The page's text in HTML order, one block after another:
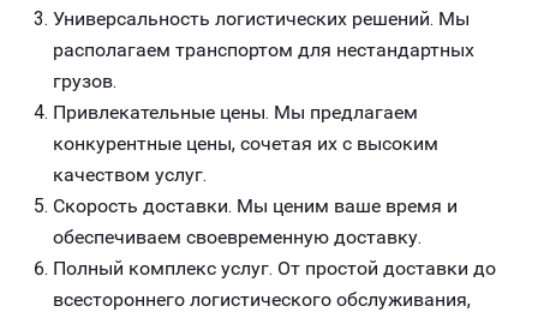
Универсальность логистических решений. Мы
располагаем транспортом для нестандартных
грузов.
Привлекательные цены. Мы предлагаем
конкурентные цены, сочетая их с высоким
качеством услуг.
Скорость доставки. Мы ценим ваше время и
обеспечиваем своевременную доставку.
Полный комплекс услуг. От простой доставки до
всестороннего логистического обслуживания,